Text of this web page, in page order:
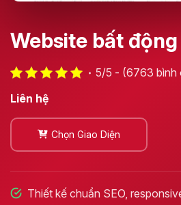
Website bất
5/5 - (6763 bình
Liên hệ
Chọn Giao Diện
Thiết kế chuẩn SEO,